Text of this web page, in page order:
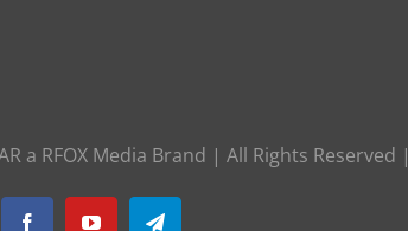
a RFOX Media Brand | All Rights Reserved |